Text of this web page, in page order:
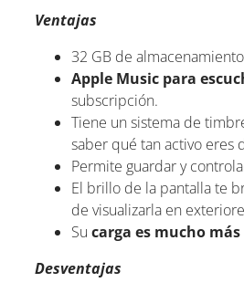
Ventajas
32 GB de
Apple Music para
subscripción.
Tiene un sistema de
saber qué tan activo eres
Permite guardar y
El brillo de la pantalla te
de visualizarla en
Su carga es mucho
Desventajas